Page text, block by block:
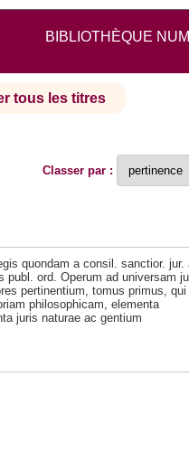
BIBLIOTHÈQUE
tous les titres
Classer par :
quondam a consil. sanctior. jur.
ord. Operum ad universam
pertinentium, tomus primus, qui
philosophicam, elementa
juris naturae ac gentium